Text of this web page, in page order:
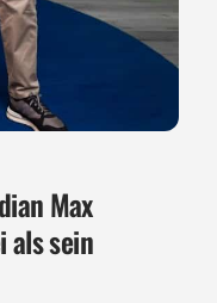
Max
als sein